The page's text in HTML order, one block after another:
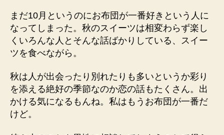
まだ10月というのにお布団が一番好きという人に
なってしまった。秋のスイーツは相変わらず楽し
くいろんな人とそんな話ばかりしている、スイー
ツを食べながら。
秋は人が出会ったり別れたりも多いというか彩り
を添える絶好の季節なのか恋の話もたくさん。出
かける気になるもんね。私はもうお布団が一番だ
けど。